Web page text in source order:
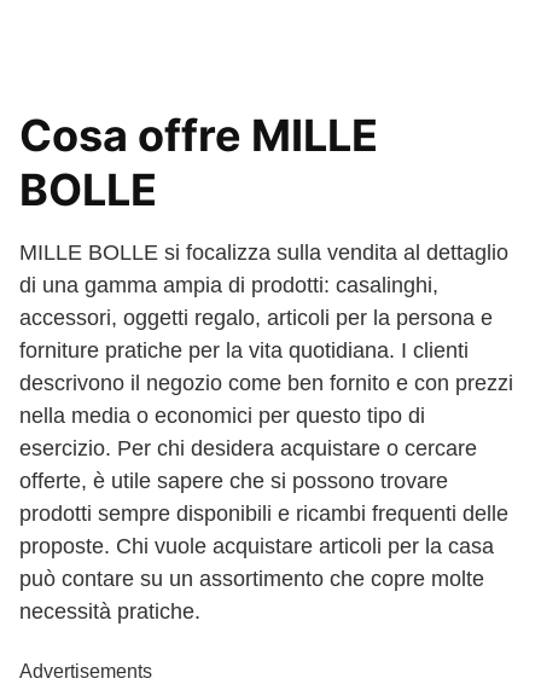
Cosa offre MILLE
BOLLE
MILLE BOLLE si focalizza sulla vendita al dettaglio
di una gamma ampia di prodotti: casalinghi,
accessori, oggetti regalo, articoli per la persona e
forniture pratiche per la vita quotidiana. I clienti
descrivono il negozio come ben fornito e con prezzi
nella media o economici per questo tipo di
esercizio. Per chi desidera acquistare o cercare
offerte, è utile sapere che si possono trovare
prodotti sempre disponibili e ricambi frequenti delle
proposte. Chi vuole acquistare articoli per la casa
può contare su un assortimento che copre molte
necessità pratiche.
Advertisements